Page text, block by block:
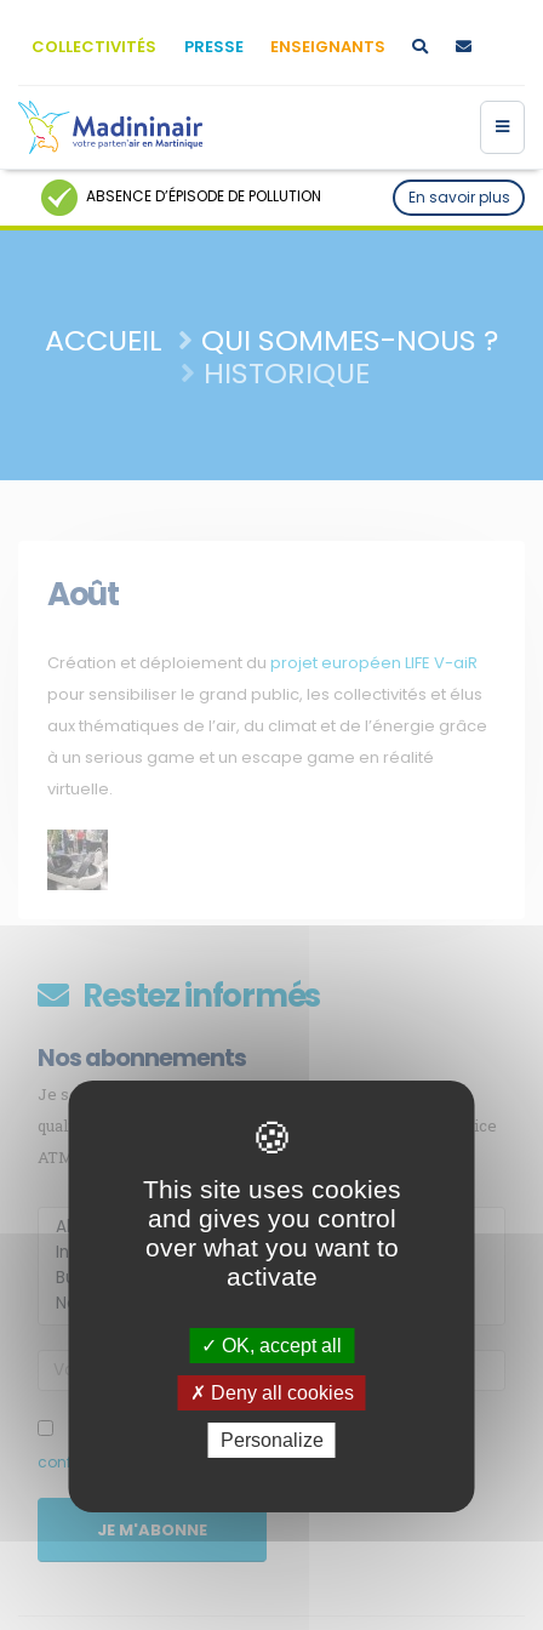
COLLECTIVITÉS PRESSE ENSEIGNANTS
ABSENCE D’ÉPISODE DE POLLUTION En savoir plus
ACCUEIL
QUI SOMMES-NOUS ?
HISTORIQUE
Août
Création et déploiement du projet européen LIFE V-aiR
pour sensibiliser le grand public, les collectivités et élus
aux thématiques de l’air, du climat et de l’énergie grâce
à un serious game et un escape game en réalité
virtuelle.
Restez informés
Nos abonnements
Je souhaite recevoir gratuitement les informations sur la
qualité de l’air en Martinique par mail (alerte pollution, indice
ATMO, sargasses, newsletter, etc.)
J’ai pris connaissance et accepte la politique de
confidentialité de ce site
JE M'ABONNE
Membre de
MENU
Qui sommes-nous ?
Comprendre
This site uses cookies
and gives you control
over what you want to
activate
OK, accept all
Deny all cookies
Personalize